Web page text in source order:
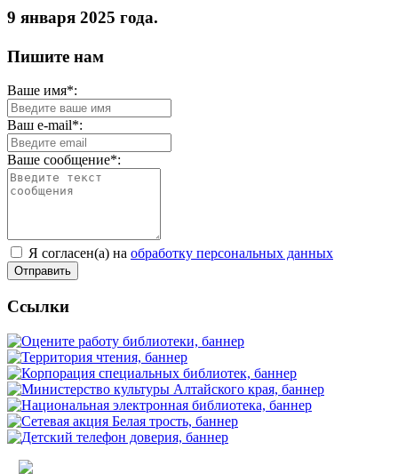
9 января 2025 года.
Пишите нам
Ваше имя*:
Ваш e-mail*:
Ваше сообщение*:
Я согласен(а) на обработку персональных данных
Ссылки